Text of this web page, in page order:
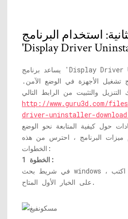
استخدام البرنامج
'Display Driver
يساعد برنامج 'Display Driver Uninstaller' على
تشغيل الأجهزة في الوضع الآمن.
التنزيل والتثبيت من الرابط التالي
http://www.guru3d.com/
driver-uninstaller-
حول كيفية المتابعة نحو الوضع
ميزات البرنامج ، احترس من هذه
الخطوات:
الخطوة 1:
في شريط بحث windows ، اكتب 'msconfig' وانقر
على الخيار الأول المتاح.